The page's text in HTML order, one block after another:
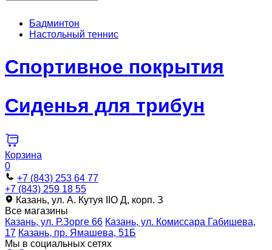
Бадминтон
Настольный теннис
Спортивное покрытия
Сиденья для трибун
Корзина
0
+7 (843) 253 64 77
+7 (843) 259 18 55
Казань, ул. А. Кутуя IIO Д, корп. З
Все магазины
Казань, ул. Р.Зорге 66 Казань, ул. Комиссара Габишева,
17 Казань, пр. Ямашева, 51Б
Мы в социальных сетях